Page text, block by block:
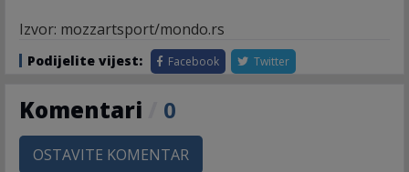
Izvor: mozzartsport/mondo.rs
Podijelite vijest: Facebook Twitter
Komentari 0
OSTAVITE KOMENTAR